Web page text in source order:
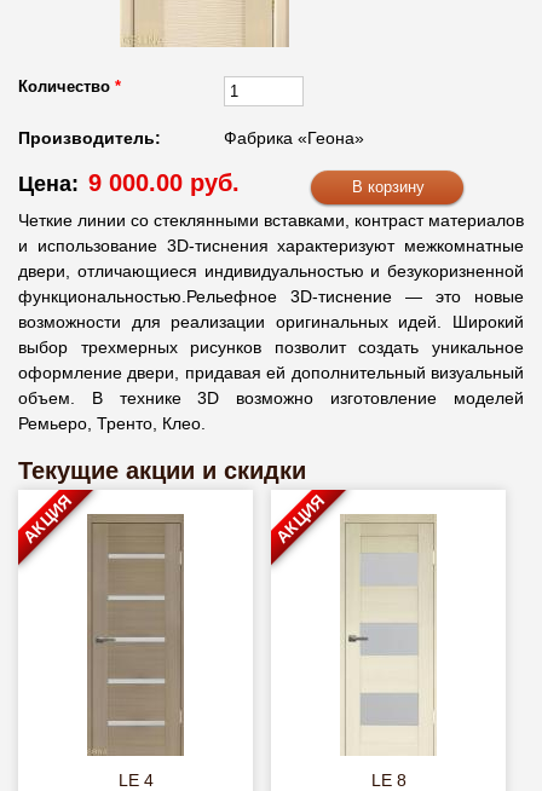
Количество *
Производитель: Фабрика «Геона»
Цена: 9 000.00 руб.
Четкие линии со стеклянными вставками, контраст материалов
и использование 3D-тиснения характеризуют межкомнатные
двери, отличающиеся индивидуальностью и безукоризненной
функциональностью.Рельефное 3D-тиснение — это новые
возможности для реализации оригинальных идей. Широкий
выбор трехмерных рисунков позволит создать уникальное
оформление двери, придавая ей дополнительный визуальный
объем. В технике 3D возможно изготовление моделей
Ремьеро, Тренто, Клео.
Текущие акции и скидки
LE 4
АКЦИЯ
LE 8
АКЦИЯ